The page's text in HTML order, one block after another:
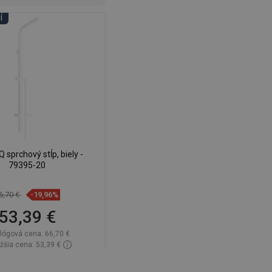
sprchový stĺp, biely -
79395-20
€ -19,96%
53,39 €
cena: 66,70 €
cena: 53,39 €